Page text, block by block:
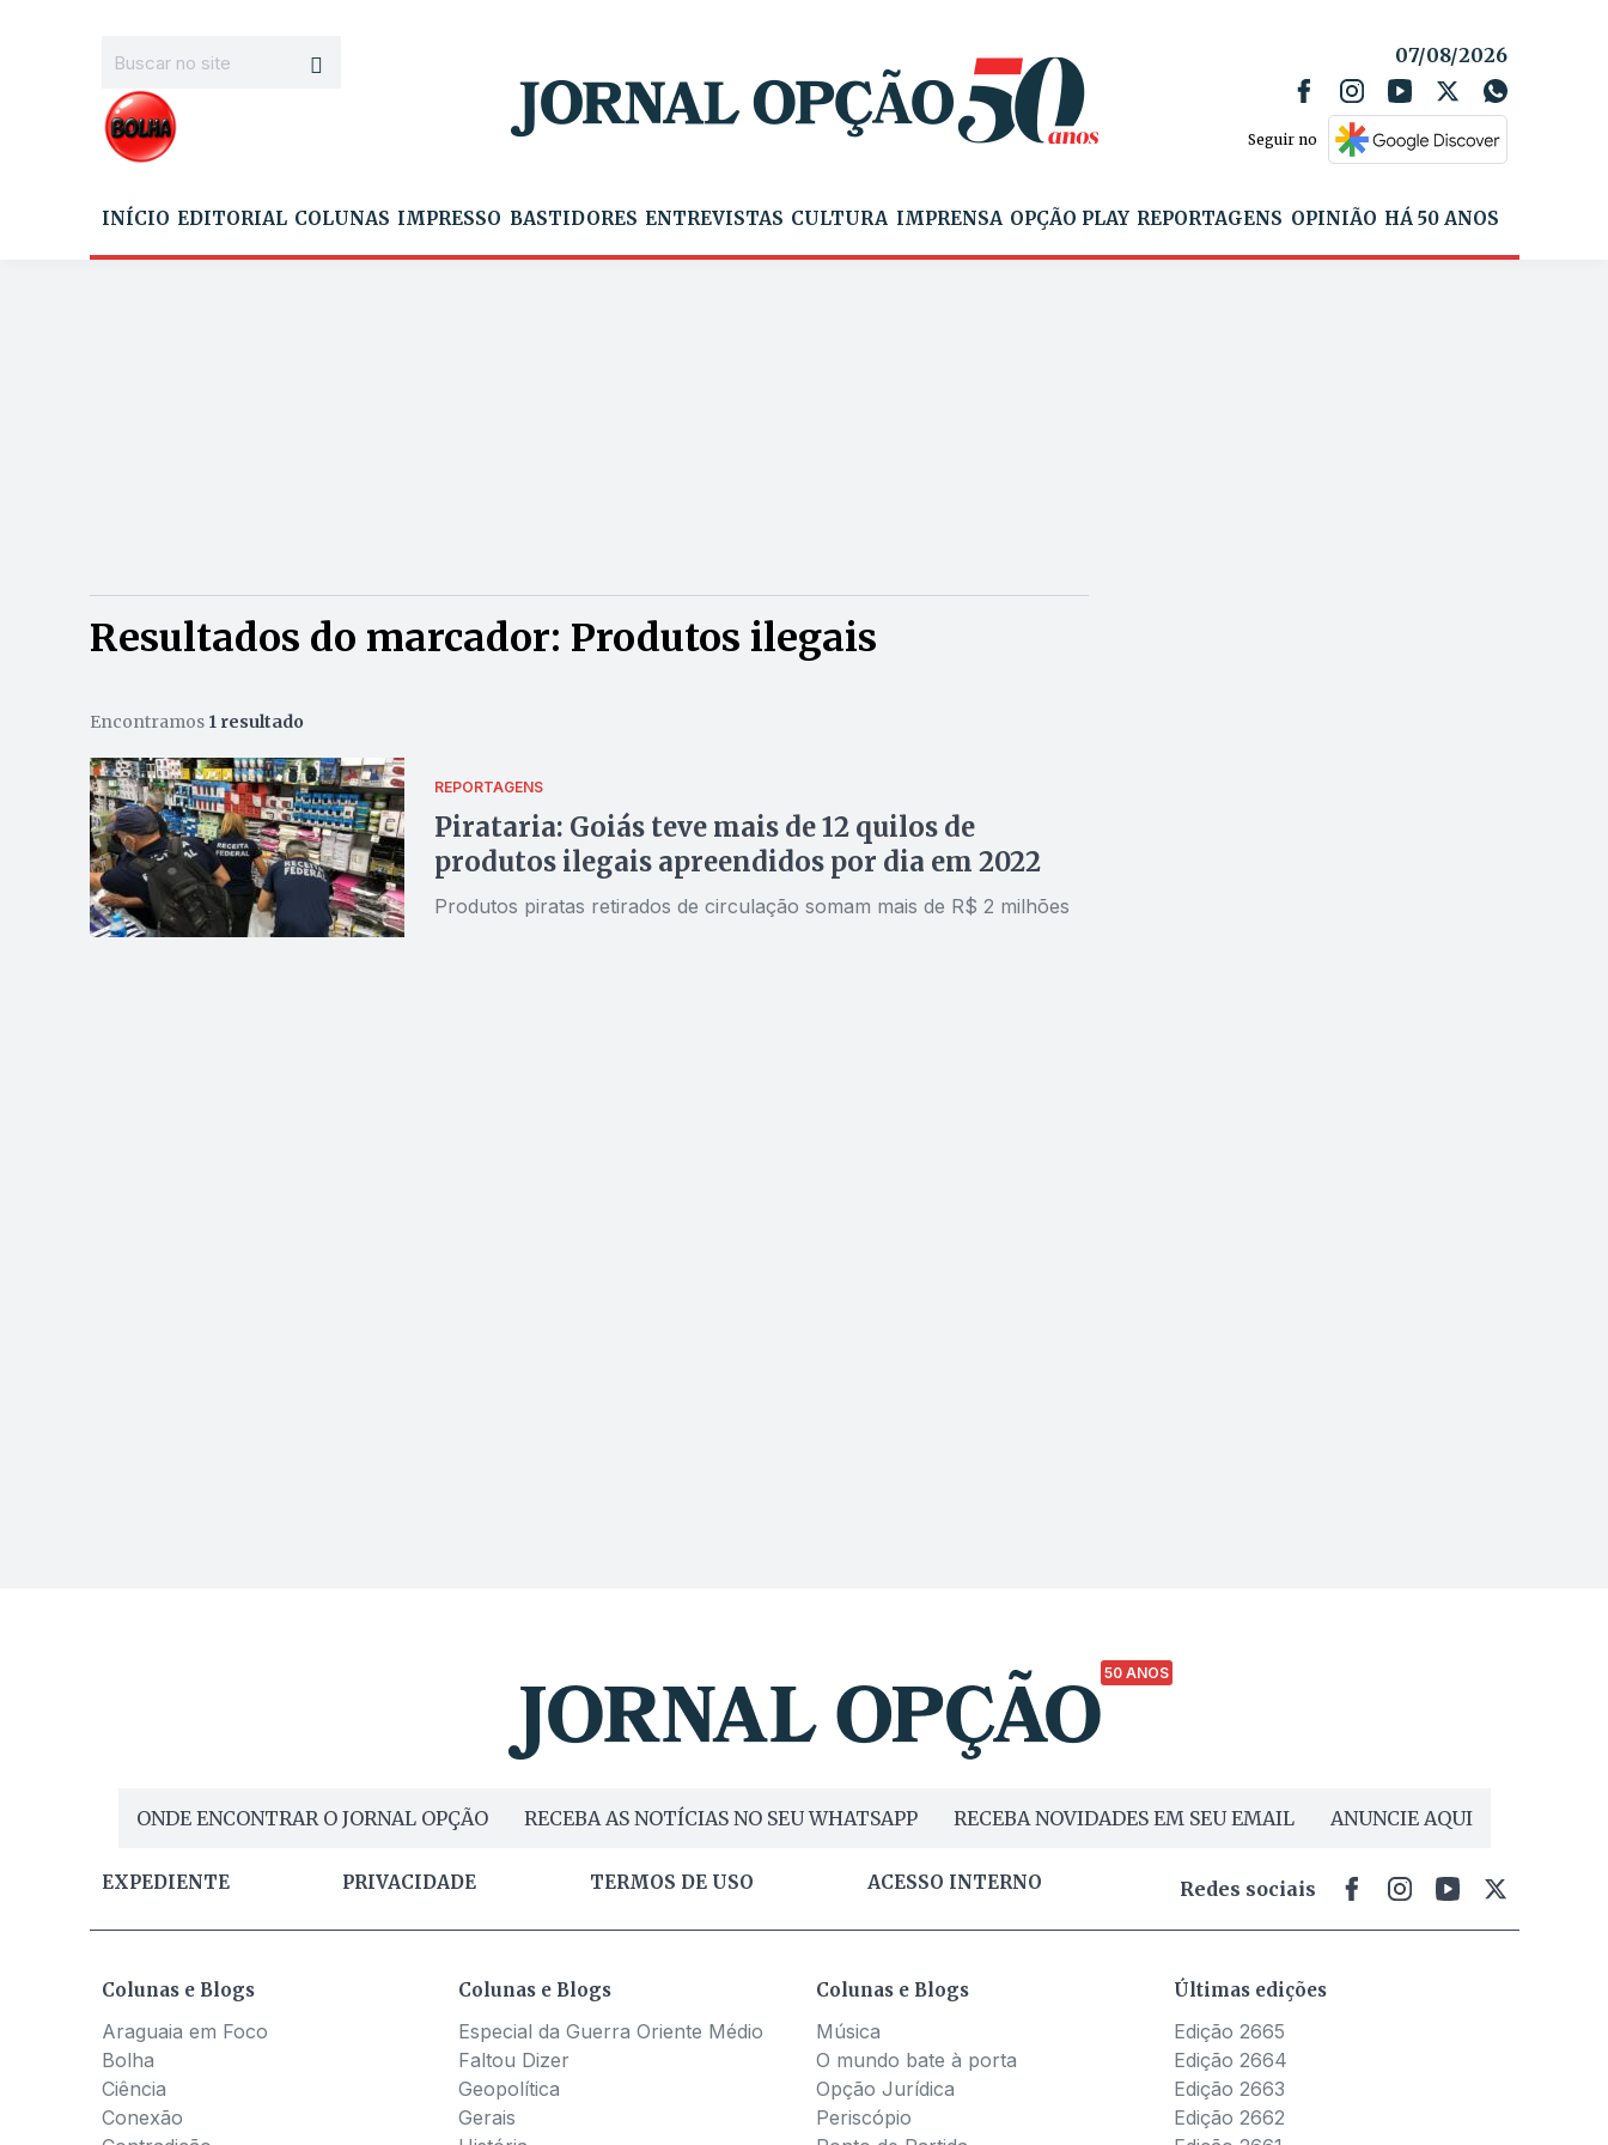
07/08/2026
Seguir no
INÍCIO EDITORIAL COLUNAS IMPRESSO BASTIDORES ENTREVISTAS CULTURA IMPRENSA OPÇÃO PLAY REPORTAGENS OPINIÃO HÁ 50 ANOS
Resultados do marcador: Produtos ilegais
Encontramos 1 resultado
REPORTAGENS
Pirataria: Goiás teve mais de 12 quilos de
produtos ilegais apreendidos por dia em 2022
Produtos piratas retirados de circulação somam mais de R$ 2 milhões
50 ANOS
ONDE ENCONTRAR O JORNAL OPÇÃO RECEBA AS NOTÍCIAS NO SEU WHATSAPP RECEBA NOVIDADES EM SEU EMAIL ANUNCIE AQUI
EXPEDIENTE PRIVACIDADE TERMOS DE USO ACESSO INTERNO Redes sociais
Colunas e Blogs
Araguaia em Foco
Bolha
Ciência
Conexão
Colunas e Blogs
Especial da Guerra Oriente Médio
Faltou Dizer
Geopolítica
Gerais
Colunas e Blogs
Música
O mundo bate à porta
Opção Jurídica
Periscópio
Últimas edições
Edição 2665
Edição 2664
Edição 2663
Edição 2662